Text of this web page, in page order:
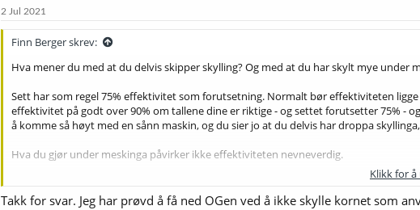
k
j
o
e
:
2 Jul 2021
Finn Berger skrev:
Hva mener du med at du delvis skipper skylling? Og med at du har skylt mye under
Sett har som regel 75% effektivitet som forutsetning. Normalt bør effektiviteten
effektivitet på godt over 90% om tallene dine er riktige - og settet forutsetter 75% -
å komme så høyt med en sånn maskin, og du sier jo at du delvis har droppa
Hva du gjør under meskinga påvirker ikke effektiviteten nevneverdig.
Klikk for
Takk for svar. Jeg har prøvd å få ned OGen ved å ikke skylle kornet som